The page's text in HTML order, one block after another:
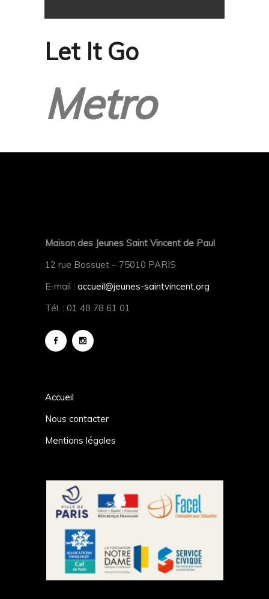
Let It Go
Metro
Maison des Jeunes Saint Vincent de Paul
12 rue Bossuet – 75010 PARIS
E-mail : accueil@jeunes-saintvincent.org
Tél. : 01 48 78 61 01
Accueil
Nous contacter
Mentions légales